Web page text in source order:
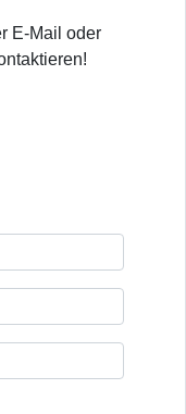
E-Mail oder